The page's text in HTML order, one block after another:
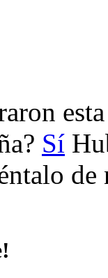
Sí
de